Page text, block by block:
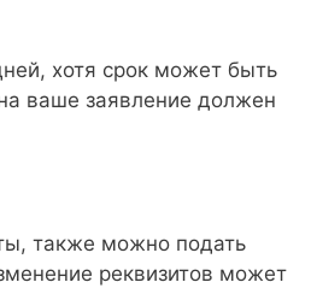
хотя срок может быть
ваше заявление должен
также можно подать
реквизитов может